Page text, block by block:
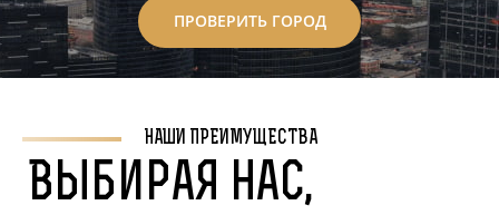
ПРОВЕРИТЬ ГОРОД
НАШИ ПРЕИМУЩЕСТВА
Выбирая нас,